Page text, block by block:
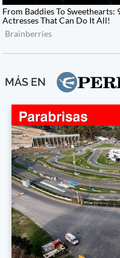
MÁS EN